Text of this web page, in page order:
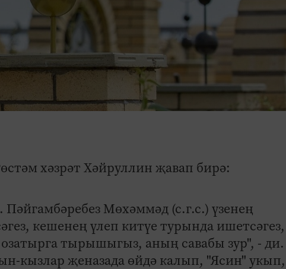
хәзрәт Хәйруллин җавап бирә:
Мөхәммәд (с.г.с.) үзенең
кешенең үлеп китүе турында ишетсәгез,
тырышыгыз, аның савабы зур", - ди.
кызлар җеназада өйдә калып, "Ясин" укып,